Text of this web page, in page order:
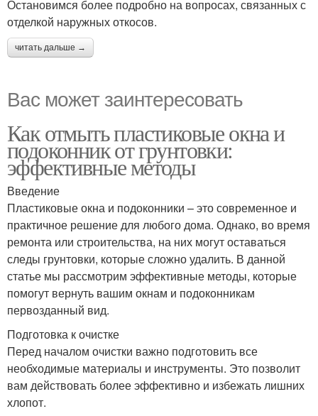
Остановимся более подробно на вопросах, связанных с
отделкой наружных откосов.
читать дальше →
Вас может заинтересовать
Как отмыть пластиковые окна и
подоконник от грунтовки:
эффективные методы
Введение
Пластиковые окна и подоконники – это современное и
практичное решение для любого дома. Однако, во время
ремонта или строительства, на них могут оставаться
следы грунтовки, которые сложно удалить. В данной
статье мы рассмотрим эффективные методы, которые
помогут вернуть вашим окнам и подоконникам
первозданный вид.
Подготовка к очистке
Перед началом очистки важно подготовить все
необходимые материалы и инструменты. Это позволит
вам действовать более эффективно и избежать лишних
хлопот.